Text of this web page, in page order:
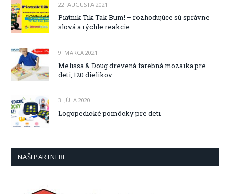
22. AUGUSTA 2021
Piatnik Tik Tak Bum! – rozhodujúce sú správne
slová a rýchle reakcie
9. MARCA 2021
Melissa & Doug drevená farebná mozaika pre
deti, 120 dielikov
3. JÚLA 2020
Logopedické pomôcky pre deti
NAŠI PARTNERI